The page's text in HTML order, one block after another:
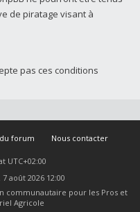
de piratage visant à
forum Nous contacter
UTC+02:00
août 2026 12:00
communautaire pour les Pros et
Agricole